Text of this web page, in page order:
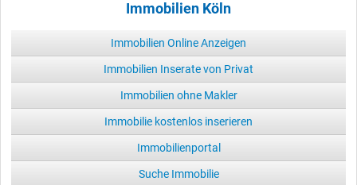
Immobilien Köln
Immobilien Online Anzeigen
Immobilien Inserate von Privat
Immobilien ohne Makler
Immobilie kostenlos inserieren
Immobilienportal
Suche Immobilie